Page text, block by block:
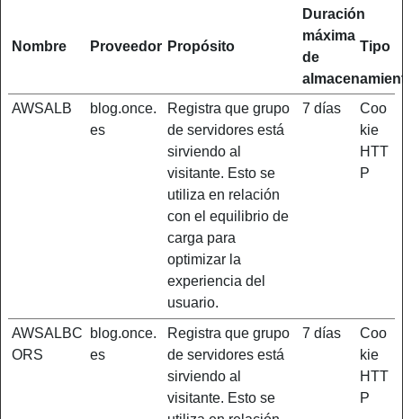
Nombre Proveedor Propósito
Duración
máxima
de
Tipo
AWSALB
blog.once.
es
Registra que grupo
de servidores está
sirviendo al
visitante. Esto se
utiliza en relación
con el equilibrio de
carga para
optimizar la
experiencia del
usuario.
7 días
Coo
kie
HTT
P
AWSALBC
ORS
blog.once.
es
Registra que grupo
de servidores está
sirviendo al
visitante. Esto se
7 días
Coo
kie
HTT
P